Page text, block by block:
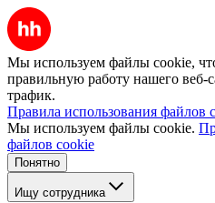
Мы используем файлы cookie,
правильную работу нашего веб-
трафик.
Правила использования файлов
Мы используем файлы cookie.
файлов cookie
Понятно
Ищу сотрудника